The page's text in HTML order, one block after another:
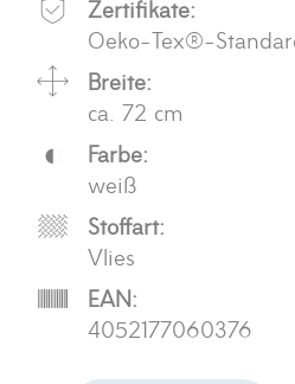
Zertifikate:
Oeko-Tex®-
Breite:
ca. 72 cm
Farbe:
weiß
Stoffart:
Vlies
EAN:
4052177060376